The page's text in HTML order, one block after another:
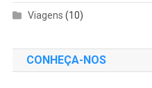
Viagens (10)
CONHEÇA-NOS